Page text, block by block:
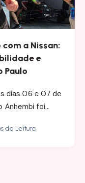
a Nissan:
e
Paulo
dias 06 e 07 de
Anhembi foi…
de Leitura